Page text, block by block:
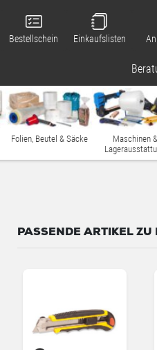
Bestellschein Einkaufslisten
Folien, Beutel & Säcke
Maschinen &
PASSENDE ARTIKEL